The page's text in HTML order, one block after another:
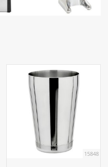
15848